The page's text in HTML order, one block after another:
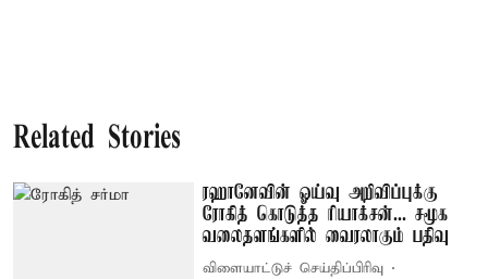
Related Stories
ரஹானேவின் ஓய்வு அறிவிப்புக்கு
ரோகித் கொடுத்த ரியாக்சன்... சமூக
வலைதளங்களில் வைரலாகும் பதிவு
விளையாட்டுச் செய்திப்பிரிவு